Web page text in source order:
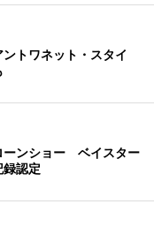
トワネット・スタイ
ーンショー ベイスター
認定